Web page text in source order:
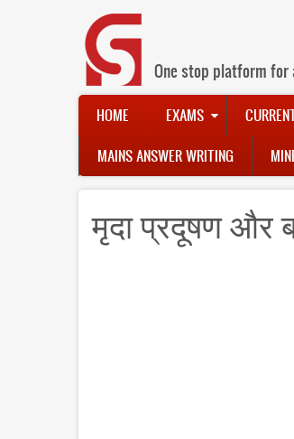
One stop platform for
Main
navigation
HOME EXAMS
MAINS ANSWER WRITING
मृदा प्रदूषण और